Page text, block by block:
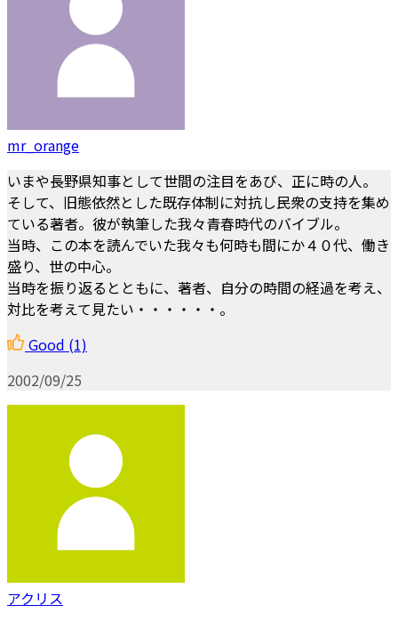
mr_orange
いまや長野県知事として世間の注目をあび、正に時の人。
そして、旧態依然とした既存体制に対抗し民衆の支持を集め
ている著者。彼が執筆した我々青春時代のバイブル。
当時、この本を読んでいた我々も何時も間にか４０代、働き
盛り、世の中心。
当時を振り返るとともに、著者、自分の時間の経過を考え、
対比を考えて見たい・・・・・・。
Good (1)
2002/09/25
アクリス